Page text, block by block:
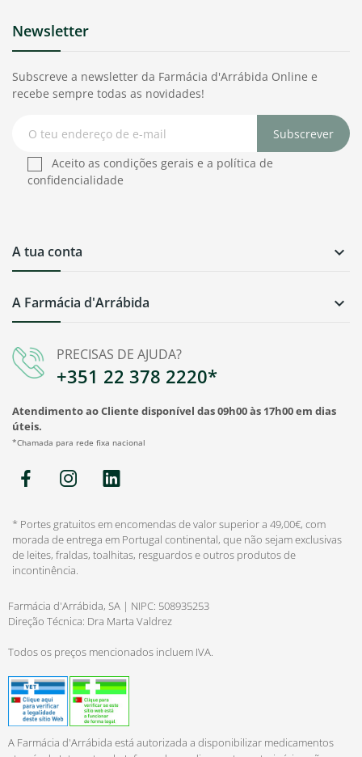
PRECISAS DE AJUDA?
+351 22 378 2220*
Atendimento ao Cliente disponível das 09h00 às 17h00 em dias
úteis.
*Chamada para rede fixa nacional
A Farmácia d'Arrábida 
A tua conta 
Newsletter
Subscreve a newsletter da Farmácia d'Arrábida Online e
recebe sempre todas as novidades!
Subscrever
Aceito as condições gerais e a política de
confidencialidade
* Portes gratuitos em encomendas de valor superior a 49,00€, com
morada de entrega em Portugal continental, que não sejam exclusivas
de leites, fraldas, toalhitas, resguardos e outros produtos de
incontinência.
Farmácia d'Arrábida, SA | NIPC: 508935253
Direção Técnica: Dra Marta Valdrez
Todos os preços mencionados incluem IVA.
A Farmácia d'Arrábida está autorizada a disponibilizar medicamentos